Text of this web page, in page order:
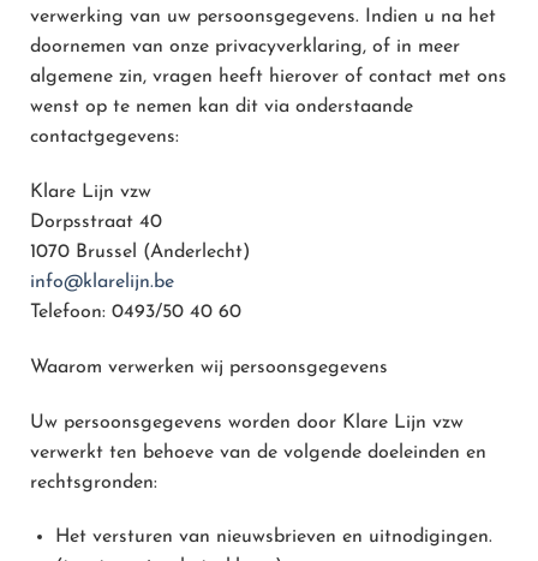
verwerking van uw persoonsgegevens. Indien u na het
doornemen van onze privacyverklaring, of in meer
algemene zin, vragen heeft hierover of contact met ons
wenst op te nemen kan dit via onderstaande
contactgegevens:
Klare Lijn vzw
Dorpsstraat 40
1070 Brussel (Anderlecht)
info@klarelijn.be
Telefoon: 0493/50 40 60
Waarom verwerken wij persoonsgegevens
Uw persoonsgegevens worden door Klare Lijn vzw
verwerkt ten behoeve van de volgende doeleinden en
rechtsgronden:
Het versturen van nieuwsbrieven en uitnodigingen.